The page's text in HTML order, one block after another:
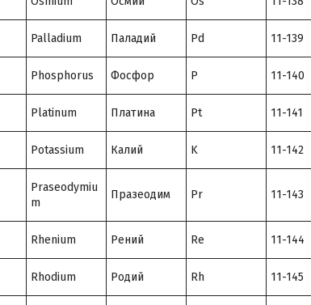
Palladium Паладий Pd 11-139
Phosphorus Фосфор P 11-140
Platinum Платина Pt 11-141
Potassium Калий K 11-142
Praseodymiu
m
Празеодим Pr 11-143
Rhenium Рений Re 11-144
Rhodium Родий Rh 11-145